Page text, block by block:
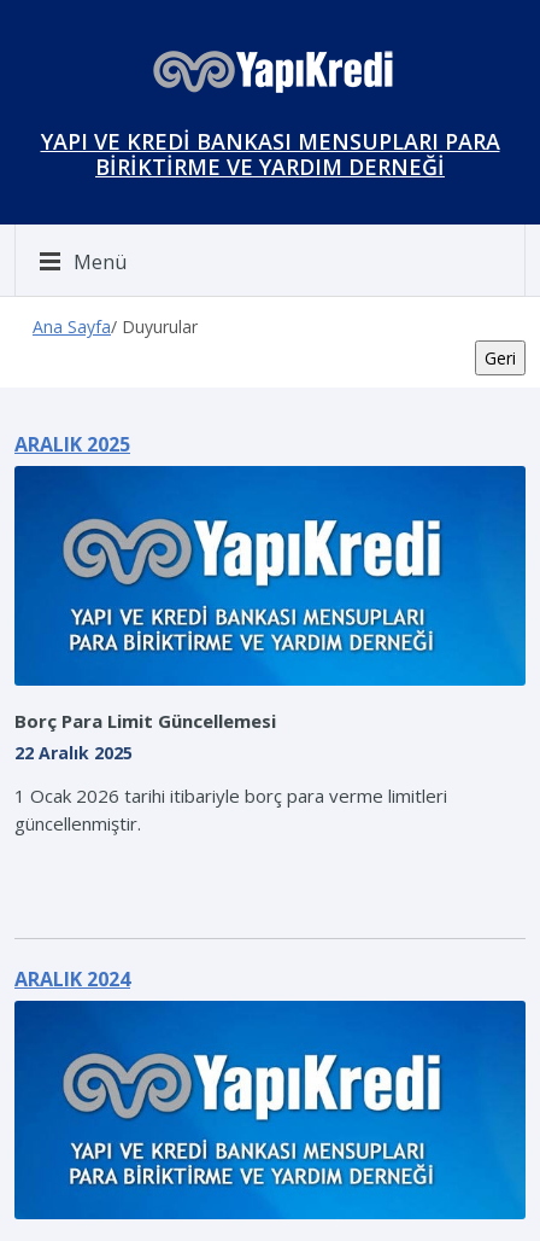
YAPI VE KREDİ BANKASI MENSUPLARI PARA
BİRİKTİRME VE YARDIM DERNEĞİ
Menü
Ana Sayfa/ Duyurular
ARALIK 2025
Borç Para Limit Güncellemesi
22 Aralık 2025
1 Ocak 2026 tarihi itibariyle borç para verme limitleri
güncellenmiştir.
ARALIK 2024